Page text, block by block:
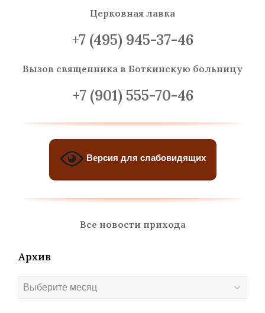
Церковная лавка
+7 (495) 945-37-46
Вызов священника в Боткинскую больницу
+7 (901) 555-70-46
Версия для слабовидящих
Все новости прихода
Архив
Архив